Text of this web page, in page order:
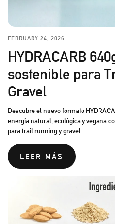
FEBRUARY 24, 2026
HYDRACARB
sostenible para
Gravel
Descubre el nuevo formato
energía natural, ecológica y vegana
para trail running y gravel.
LEER MÁS